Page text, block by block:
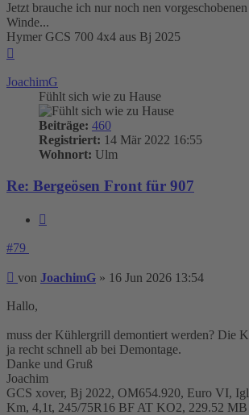
Jetzt brauche ich nur noch nen
Winde...
Hymer GCS 700 4x4 aus Bj 2025
JoachimG
Fühlt sich wie zu Hause
Beiträge: 460
Registriert: 14 Mär 2022 16:55
Wohnort: Ulm
Re: Bergeösen Front für 907
#79
Beitrag
von JoachimG » 16 Jun 2026 13:54
Hallo,
muss der Kühlergrill demontiert werden? Die
ja recht schnell ab bei Demontage.
Danke und Gruß
Joachim
GCS xover, Bj 2022, OM654.920, Euro VI,
Km, 4,1t, 245/75R16 BF AT KO2, 229.52 MB